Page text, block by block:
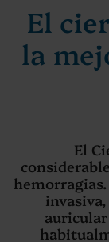
El
la
El